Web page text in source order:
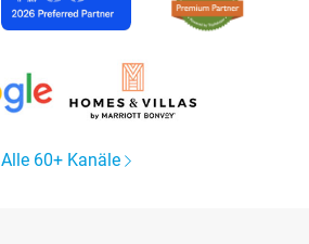
Alle 60+ Kanäle